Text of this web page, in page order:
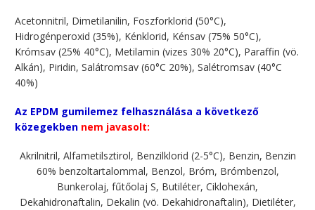
Acetonnitril, Dimetilanilin, Foszforklorid (50°C),
Hidrogénperoxid (35%), Kénklorid, Kénsav (75% 50°C),
Krómsav (25% 40°C), Metilamin (vizes 30% 20°C), Paraffin (vö.
Alkán), Piridin, Salátromsav (60°C 20%), Salétromsav (40°C
40%)
Az EPDM gumilemez felhasználása a következő
közegekben nem javasolt:
Akrilnitril, Alfametilsztirol, Benzilklorid (2-5°C), Benzin, Benzin
60% benzoltartalommal, Benzol, Bróm, Brómbenzol,
Bunkerolaj, fűtőolaj S, Butiléter, Ciklohexán,
Dekahidronaftalin, Dekalin (vö. Dekahidronaftalin), Dietiléter,